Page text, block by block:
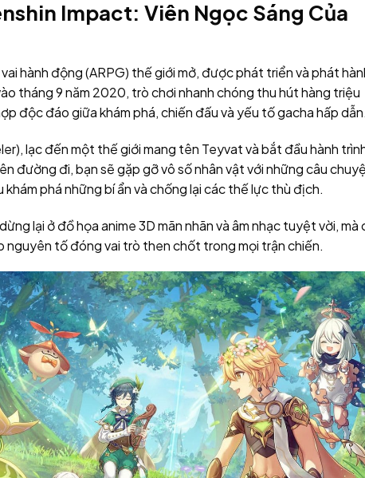
Impact: Viên Ngọc Sáng Của
hành động (ARPG) thế giới mở, được phát triển và phát
tháng 9 năm 2020, trò chơi nhanh chóng thu hút hàng triệu
độc đáo giữa khám phá, chiến đấu và yếu tố gacha hấp
lạc đến một thế giới mang tên Teyvat và bắt đầu hành
đường đi, bạn sẽ gặp gỡ vô số nhân vật với những câu
phá những bí ẩn và chống lại các thế lực thù địch.
lại ở đồ họa anime 3D mãn nhãn và âm nhạc tuyệt vời, mà
nguyên tố đóng vai trò then chốt trong mọi trận chiến.